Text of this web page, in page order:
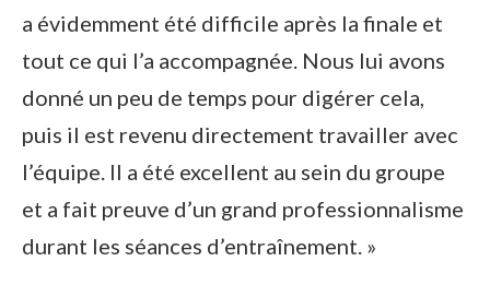
a évidemment été difficile après la finale et
tout ce qui l’a accompagnée. Nous lui avons
donné un peu de temps pour digérer cela,
puis il est revenu directement travailler avec
l’équipe. Il a été excellent au sein du groupe
et a fait preuve d’un grand professionnalisme
durant les séances d’entraînement. »